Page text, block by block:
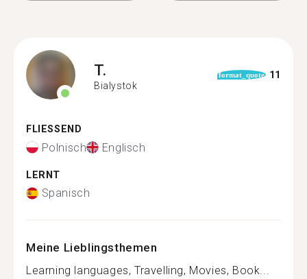
T.
Bialystok
format_quote 11
FLIESSEND
Polnisch Englisch
LERNT
Spanisch
Meine Lieblingsthemen
Learning languages, Travelling, Movies, Book...